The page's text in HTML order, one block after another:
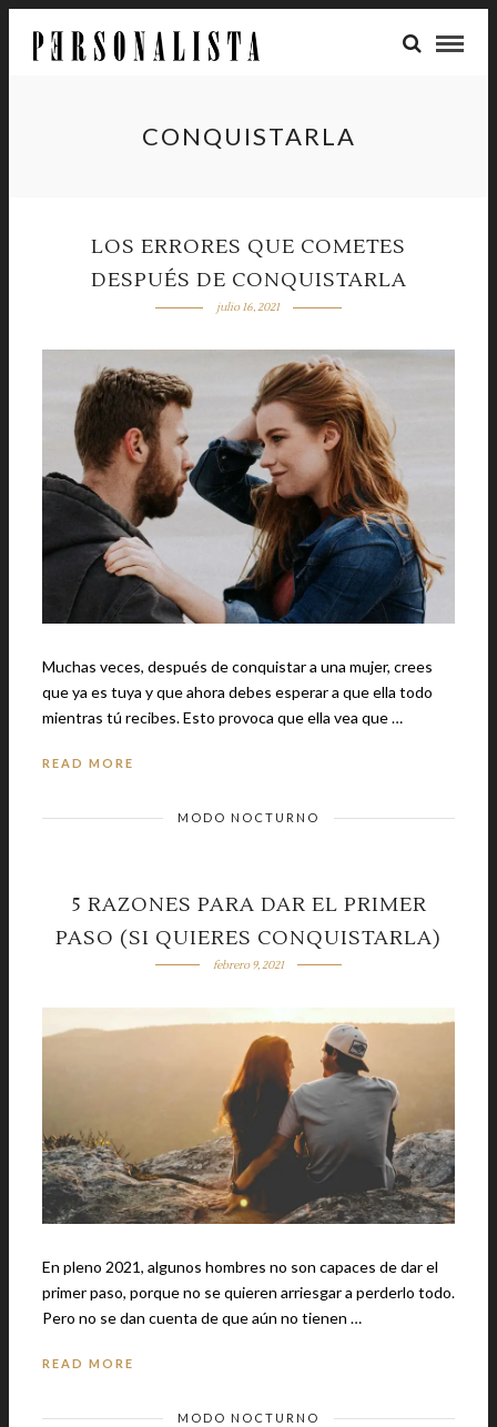
CONQUISTARLA
LOS ERRORES QUE COMETES
DESPUÉS DE CONQUISTARLA
julio 16, 2021
Muchas veces, después de conquistar a una mujer, crees
que ya es tuya y que ahora debes esperar a que ella todo
mientras tú recibes. Esto provoca que ella vea que …
READ MORE
MODO NOCTURNO
5 RAZONES PARA DAR EL PRIMER
PASO (SI QUIERES CONQUISTARLA)
febrero 9, 2021
En pleno 2021, algunos hombres no son capaces de dar el
primer paso, porque no se quieren arriesgar a perderlo todo.
Pero no se dan cuenta de que aún no tienen …
READ MORE
MODO NOCTURNO